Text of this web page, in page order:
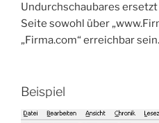
Undurchschaubares
Seite sowohl über
„Firma.com“ erreichbar sein.
Beispiel